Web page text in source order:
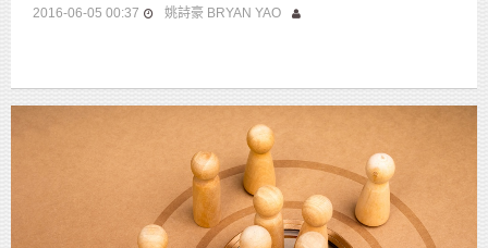
2016-06-05 00:37 姚詩豪 BRYAN YAO